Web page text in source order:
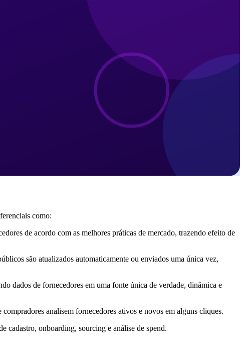
como:
de acordo com as melhores práticas de mercado, trazendo efeito de
são atualizados automaticamente ou enviados uma única vez,
dados de fornecedores em uma fonte única de verdade, dinâmica e
analisem fornecedores ativos e novos em alguns cliques.
cadastro, onboarding, sourcing e análise de spend.